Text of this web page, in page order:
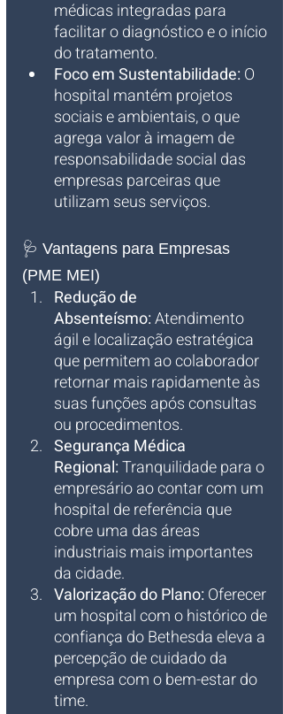
médicas integradas para
facilitar o diagnóstico e o início
do tratamento.
Foco em Sustentabilidade: O
hospital mantém projetos
sociais e ambientais, o que
agrega valor à imagem de
responsabilidade social das
empresas parceiras que
utilizam seus serviços.
🩺 Vantagens para Empresas
(PME MEI)
Redução de
Absenteísmo: Atendimento
ágil e localização estratégica
que permitem ao colaborador
retornar mais rapidamente às
suas funções após consultas
ou procedimentos.
Segurança Médica
Regional: Tranquilidade para o
empresário ao contar com um
hospital de referência que
cobre uma das áreas
industriais mais importantes
da cidade.
Valorização do Plano: Oferecer
um hospital com o histórico de
confiança do Bethesda eleva a
percepção de cuidado da
empresa com o bem-estar do
time.